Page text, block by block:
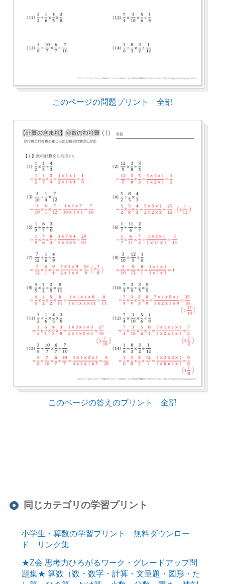
このページの問題プリント 全部
このページの答えのプリント 全部
同じカテゴリの学習プリント
小学生・算数の学習プリント 無料ダウンロー
ド リンク集
★Z会 思考力ひろがるワーク・グレードアップ問
題集★ 算数（数・数字・計算・文章題・図形・た